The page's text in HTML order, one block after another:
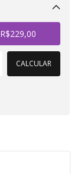
R$229,00
CALCULAR